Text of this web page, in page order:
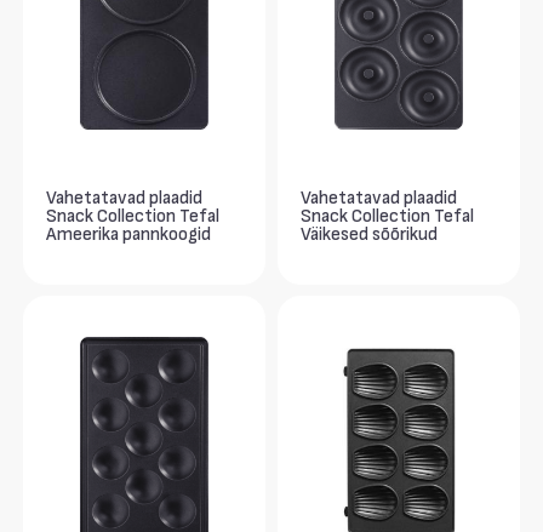
Vahetatavad plaadid
Snack Collection Tefal
Ameerika pannkoogid
Vahetatavad plaadid
Snack Collection Tefal
Väikesed sõõrikud